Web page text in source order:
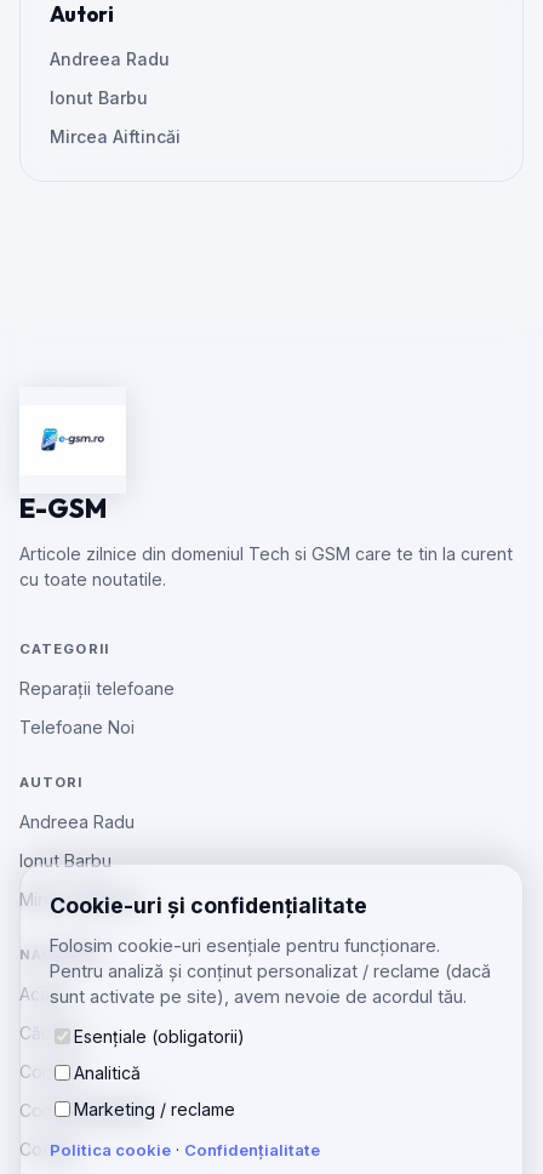
Cookie-uri și confidențialitate
Folosim cookie-uri esențiale pentru funcționare.
Pentru analiză și conținut personalizat / reclame (dacă
sunt activate pe site), avem nevoie de acordul tău.
Esențiale (obligatorii)
Analitică
Marketing / reclame
Politica cookie · Confidențialitate
Autori
Andreea Radu
Ionut Barbu
Mircea Aiftincăi
E-GSM
Articole zilnice din domeniul Tech si GSM care te tin la curent
cu toate noutatile.
CATEGORII
Reparații telefoane
Telefoane Noi
AUTORI
Andreea Radu
Ionut Barbu
Mircea Aiftincăi
NAVIGARE
Acasă
Căutare
Contact
Confidențialitate
Cookie